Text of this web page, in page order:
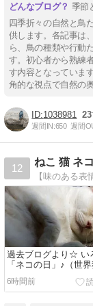
季節
四季折々の自然と鳥
供します。各記事は
ら、鳥の種類や行動
す。初心者から熟練
す内容となっていま
角的な視点で自然の
1038981 23
週間IN:650 週間
12
ねこ 猫 ネ
過去ブログより☆ い
「ネコの日」♪（世
日）
6時間前